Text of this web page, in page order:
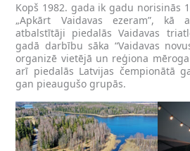
Kopš 1982. gada ik gadu norisinās
„Apkārt Vaidavas ezeram”, kā
atbalstītāji piedalās Vaidavas
gadā darbību sāka “Vaidavas
organizē vietējā un reģiona
arī piedalās Latvijas čempionātā
gan pieaugušo grupās.